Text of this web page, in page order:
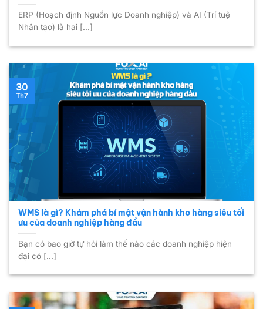
ERP (Hoạch định Nguồn lực Doanh nghiệp) và AI (Trí tuệ
Nhân tạo) là hai [...]
WMS là gì? Khám phá bí mật vận hành kho hàng siêu tối
ưu của doanh nghiệp hàng đầu
Bạn có bao giờ tự hỏi làm thế nào các doanh nghiệp hiện
đại có [...]
30
Th7